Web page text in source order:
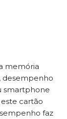
memória
desempenho
smartphone
cartão
faz